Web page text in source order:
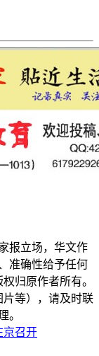
报立场，华文作
准确性给予任何
归原作者所有。
等），请及时联
。
京召开